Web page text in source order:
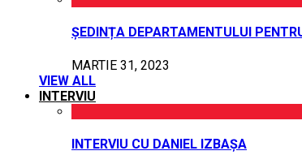
ȘEDINȚA DEPARTAMENTULUI
MARTIE 31, 2023
VIEW ALL
INTERVIU
INTERVIU CU DANIEL IZBAȘA